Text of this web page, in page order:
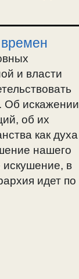
и власти
Об искажении
об их
как духа
нашего
в
идет по